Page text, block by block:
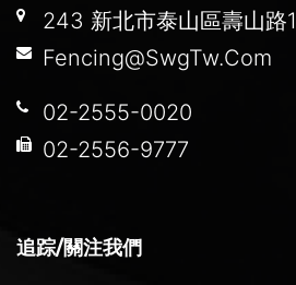
243 新北市泰山區壽山路
Fencing@SwgTw.Com
02-2555-0020
02-2556-9777
追踪/關注我們